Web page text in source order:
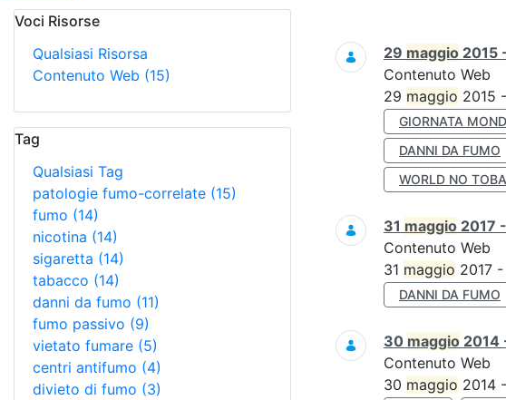
Voci Risorse
Qualsiasi Risorsa
Contenuto Web (15)
Tag
Qualsiasi Tag
patologie fumo-correlate (15)
fumo (14)
nicotina (14)
sigaretta (14)
tabacco (14)
danni da fumo (11)
fumo passivo (9)
vietato fumare (5)
centri antifumo (4)
divieto di fumo (3)
Ricerca
29 maggio 2015
Contenuto Web
29 maggio 2015
GIORNATA
DANNI DA FUMO
WORLD NO
31 maggio 2017
Contenuto Web
31 maggio 2017
DANNI DA FUMO
30 maggio 2014
Contenuto Web
30 maggio 2014